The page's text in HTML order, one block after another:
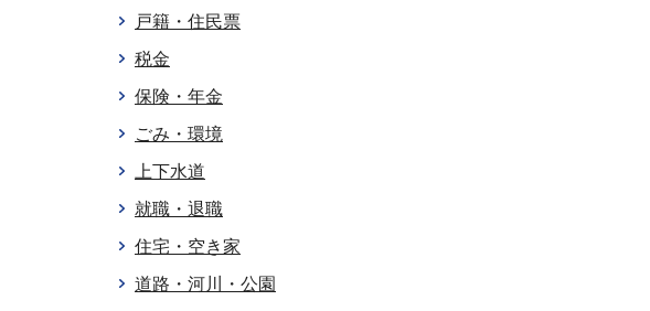
戸籍・住民票
税金
保険・年金
ごみ・環境
上下水道
就職・退職
住宅・空き家
道路・河川・公園